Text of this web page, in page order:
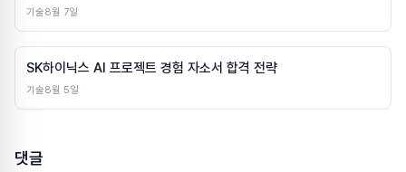
기술8월 7일
SK하이닉스 AI 프로젝트 경험 자소서 합격 전략
기술8월 5일
댓글